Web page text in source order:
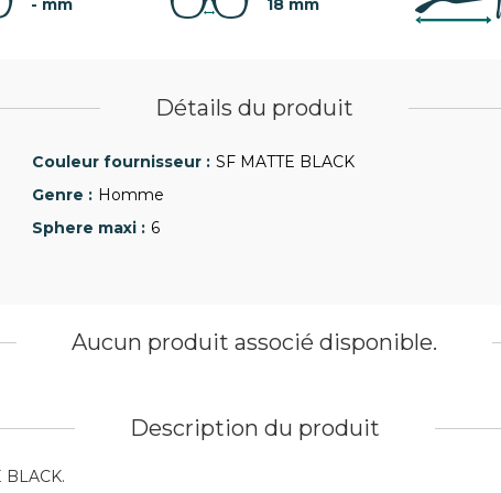
- mm 18 mm
Détails du produit
SF MATTE BLACK
Homme
6
Description du produit
Aucun produit associé disponible.